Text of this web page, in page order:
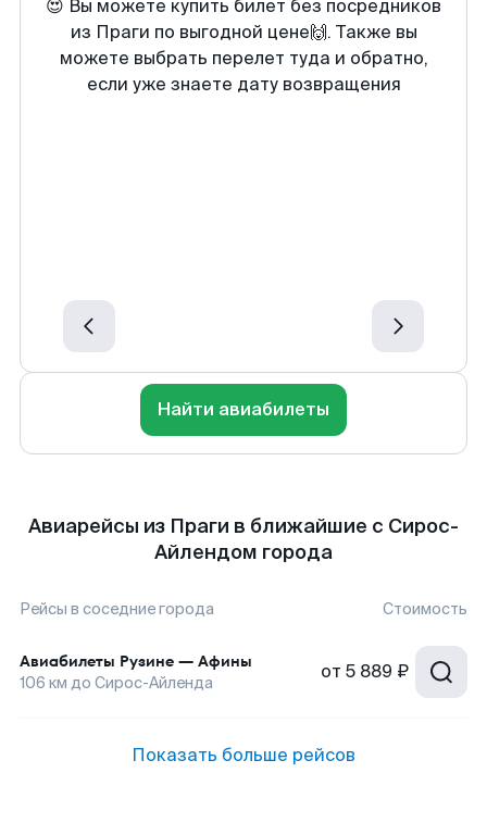
😍 Вы можете купить билет без посредников
из Праги по выгодной цене🙌. Также вы
можете выбрать перелет туда и обратно,
если уже знаете дату возвращения
Найти авиабилеты
Авиарейсы из Праги в ближайшие с Сирос-
Айлендом города
Рейсы в соседние города Стоимость
Авиабилеты Рузине — Афины
106 км до Сирос-Айленда от 5 889 ₽
Показать больше рейсов